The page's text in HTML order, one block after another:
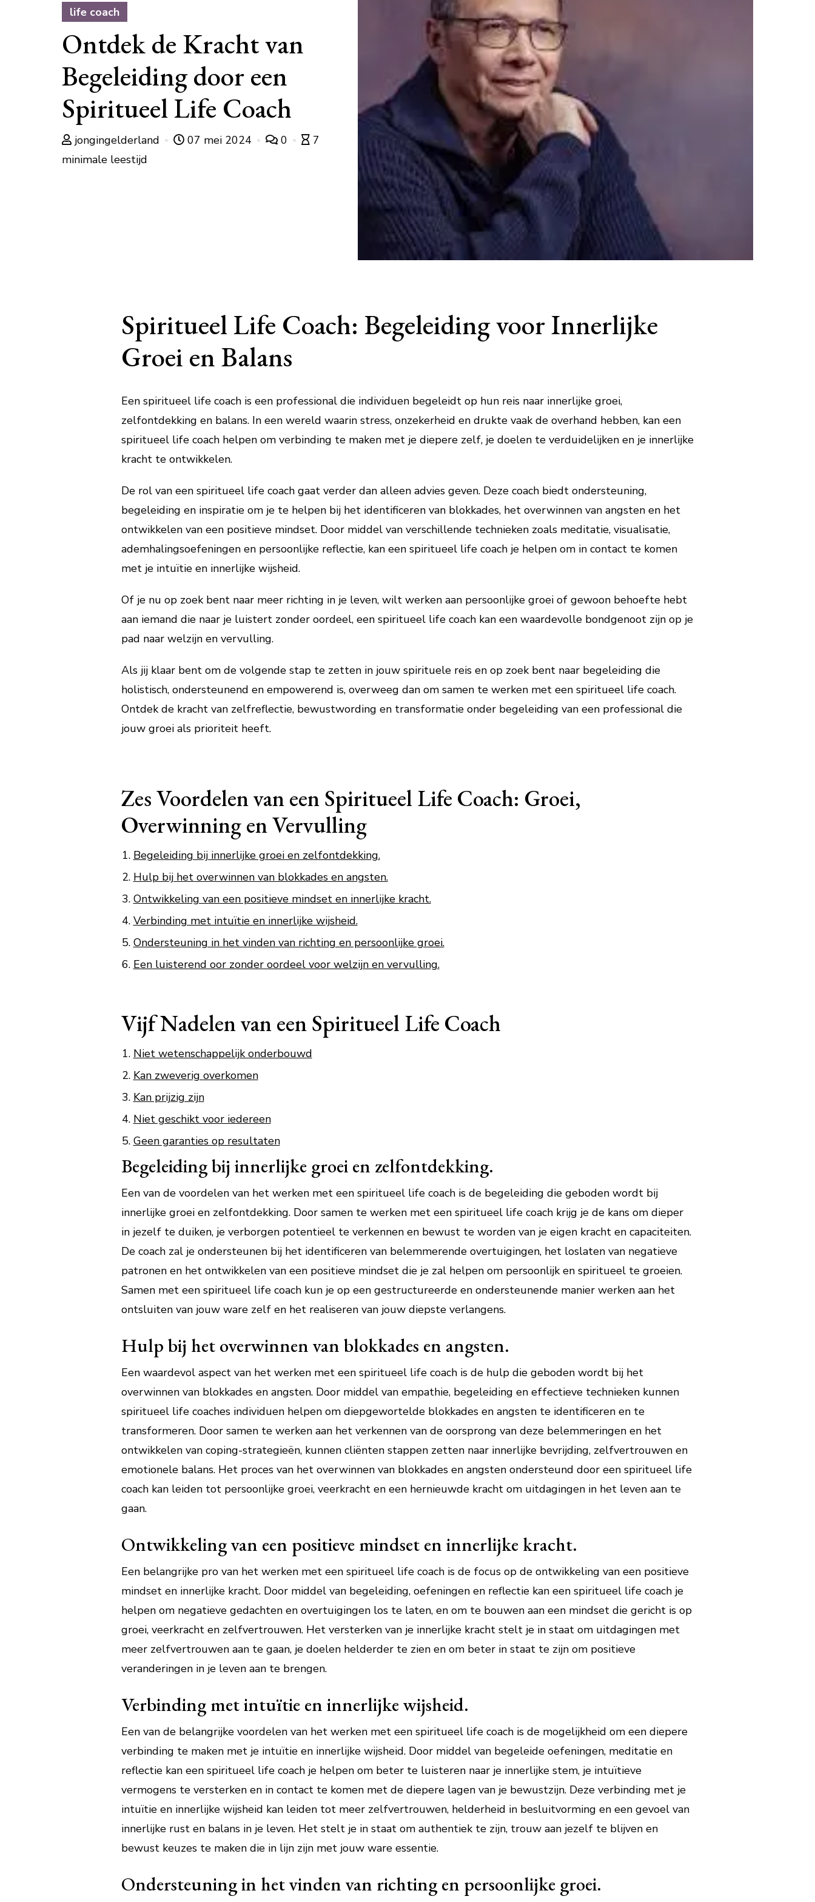
life coach
Ontdek de Kracht van
Begeleiding door een
Spiritueel Life Coach
jongingelderland 07 mei 2024 0
7
minimale leestijd
Spiritueel Life Coach: Begeleiding voor Innerlijke
Groei en Balans
Een spiritueel life coach is een professional die individuen begeleidt op hun reis naar innerlijke groei,
zelfontdekking en balans. In een wereld waarin stress, onzekerheid en drukte vaak de overhand hebben, kan een
spiritueel life coach helpen om verbinding te maken met je diepere zelf, je doelen te verduidelijken en je innerlijke
kracht te ontwikkelen.
De rol van een spiritueel life coach gaat verder dan alleen advies geven. Deze coach biedt ondersteuning,
begeleiding en inspiratie om je te helpen bij het identificeren van blokkades, het overwinnen van angsten en het
ontwikkelen van een positieve mindset. Door middel van verschillende technieken zoals meditatie, visualisatie,
ademhalingsoefeningen en persoonlijke reflectie, kan een spiritueel life coach je helpen om in contact te komen
met je intuïtie en innerlijke wijsheid.
Of je nu op zoek bent naar meer richting in je leven, wilt werken aan persoonlijke groei of gewoon behoefte hebt
aan iemand die naar je luistert zonder oordeel, een spiritueel life coach kan een waardevolle bondgenoot zijn op je
pad naar welzijn en vervulling.
Als jij klaar bent om de volgende stap te zetten in jouw spirituele reis en op zoek bent naar begeleiding die
holistisch, ondersteunend en empowerend is, overweeg dan om samen te werken met een spiritueel life coach.
Ontdek de kracht van zelfreflectie, bewustwording en transformatie onder begeleiding van een professional die
jouw groei als prioriteit heeft.
Zes Voordelen van een Spiritueel Life Coach: Groei,
Overwinning en Vervulling
Begeleiding bij innerlijke groei en zelfontdekking.
Hulp bij het overwinnen van blokkades en angsten.
Ontwikkeling van een positieve mindset en innerlijke kracht.
Verbinding met intuïtie en innerlijke wijsheid.
Ondersteuning in het vinden van richting en persoonlijke groei.
Een luisterend oor zonder oordeel voor welzijn en vervulling.
Vijf Nadelen van een Spiritueel Life Coach
Niet wetenschappelijk onderbouwd
Kan zweverig overkomen
Kan prijzig zijn
Niet geschikt voor iedereen
Geen garanties op resultaten
Begeleiding bij innerlijke groei en zelfontdekking.
Een van de voordelen van het werken met een spiritueel life coach is de begeleiding die geboden wordt bij
innerlijke groei en zelfontdekking. Door samen te werken met een spiritueel life coach krijg je de kans om dieper
in jezelf te duiken, je verborgen potentieel te verkennen en bewust te worden van je eigen kracht en capaciteiten.
De coach zal je ondersteunen bij het identificeren van belemmerende overtuigingen, het loslaten van negatieve
patronen en het ontwikkelen van een positieve mindset die je zal helpen om persoonlijk en spiritueel te groeien.
Samen met een spiritueel life coach kun je op een gestructureerde en ondersteunende manier werken aan het
ontsluiten van jouw ware zelf en het realiseren van jouw diepste verlangens.
Hulp bij het overwinnen van blokkades en angsten.
Een waardevol aspect van het werken met een spiritueel life coach is de hulp die geboden wordt bij het
overwinnen van blokkades en angsten. Door middel van empathie, begeleiding en effectieve technieken kunnen
spiritueel life coaches individuen helpen om diepgewortelde blokkades en angsten te identificeren en te
transformeren. Door samen te werken aan het verkennen van de oorsprong van deze belemmeringen en het
ontwikkelen van coping-strategieën, kunnen cliënten stappen zetten naar innerlijke bevrijding, zelfvertrouwen en
emotionele balans. Het proces van het overwinnen van blokkades en angsten ondersteund door een spiritueel life
coach kan leiden tot persoonlijke groei, veerkracht en een hernieuwde kracht om uitdagingen in het leven aan te
gaan.
Ontwikkeling van een positieve mindset en innerlijke kracht.
Een belangrijke pro van het werken met een spiritueel life coach is de focus op de ontwikkeling van een positieve
mindset en innerlijke kracht. Door middel van begeleiding, oefeningen en reflectie kan een spiritueel life coach je
helpen om negatieve gedachten en overtuigingen los te laten, en om te bouwen aan een mindset die gericht is op
groei, veerkracht en zelfvertrouwen. Het versterken van je innerlijke kracht stelt je in staat om uitdagingen met
meer zelfvertrouwen aan te gaan, je doelen helderder te zien en om beter in staat te zijn om positieve
veranderingen in je leven aan te brengen.
Verbinding met intuïtie en innerlijke wijsheid.
Een van de belangrijke voordelen van het werken met een spiritueel life coach is de mogelijkheid om een diepere
verbinding te maken met je intuïtie en innerlijke wijsheid. Door middel van begeleide oefeningen, meditatie en
reflectie kan een spiritueel life coach je helpen om beter te luisteren naar je innerlijke stem, je intuïtieve
vermogens te versterken en in contact te komen met de diepere lagen van je bewustzijn. Deze verbinding met je
intuïtie en innerlijke wijsheid kan leiden tot meer zelfvertrouwen, helderheid in besluitvorming en een gevoel van
innerlijke rust en balans in je leven. Het stelt je in staat om authentiek te zijn, trouw aan jezelf te blijven en
bewust keuzes te maken die in lijn zijn met jouw ware essentie.
Ondersteuning in het vinden van richting en persoonlijke groei.